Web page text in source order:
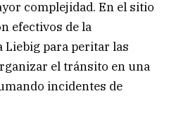
complejidad. En el sitio
efectivos de la
para peritar las
el tránsito en una
incidentes de